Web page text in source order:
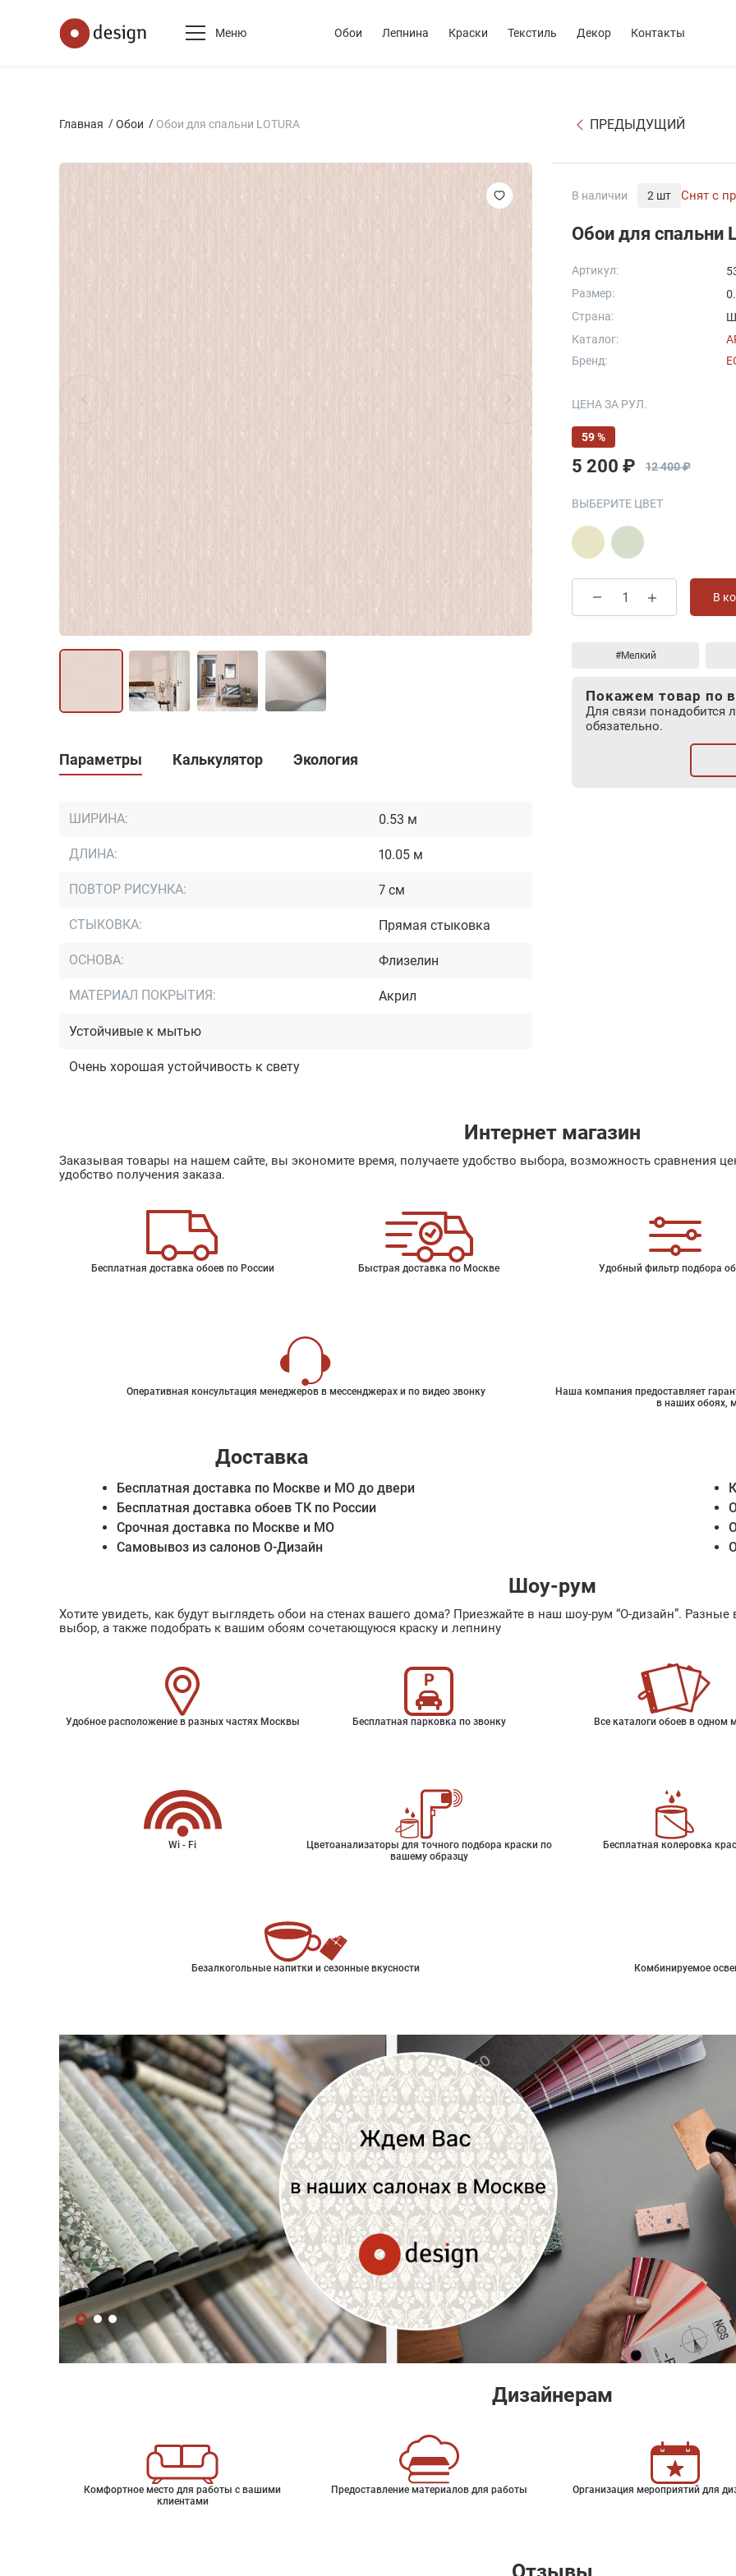
Меню Обои Лепнина Краски Текстиль Декор Контакты
Главная Обои Обои для спальни LOTURA ПРЕДЫДУЩИЙ
Параметры Калькулятор Экология
ШИРИНА: 0.53 м
ДЛИНА: 10.05 м
ПОВТОР РИСУНКА: 7 см
СТЫКОВКА: Прямая стыковка
ОСНОВА: Флизелин
МАТЕРИАЛ ПОКРЫТИЯ: Акрил
Устойчивые к мытью
Очень хорошая устойчивость к свету
В наличии 2 шт Снят с
Обои для спальни
Артикул:
Размер:
Страна:
Каталог:
Бренд:
ЦЕНА ЗА РУЛ.
59 %
5 200 ₽ 12 400 ₽
ВЫБЕРИТЕ ЦВЕТ
В
#Мелкий
Покажем товар по
Для связи понадобится
обязательно.
Интернет магазин
Заказывая товары на нашем сайте, вы экономите время, получаете удобство выбора, возможность сравнения
удобство получения заказа.
Бесплатная доставка обоев по России Быстрая доставка по Москве Удобный фильтр подбора
Оперативная консультация менеджеров в мессенджерах и по видео звонку
Наша компания предоставляет
в наших обоях,
Доставка
Бесплатная доставка по Москве и МО до двери
Бесплатная доставка обоев ТК по России
Срочная доставка по Москве и МО
Самовывоз из салонов О-Дизайн
Шоу-рум
Хотите увидеть, как будут выглядеть обои на стенах вашего дома? Приезжайте в наш шоу-рум “О-дизайн”.
выбор, а также подобрать к вашим обоям сочетающуюся краску и лепнину
Удобное расположение в разных частях Москвы Бесплатная парковка по звонку Все каталоги обоев в одном
Wi - Fi
Цветоанализаторы для точного подбора краски по
вашему образцу
Бесплатная колеровка
Безалкогольные напитки и сезонные вкусности Комбинируемое
Дизайнерам
Комфортное место для работы с вашими
клиентами
Предоставление материалов для работы Организация мероприятий для